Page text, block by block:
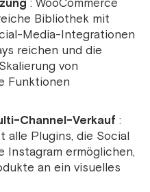
: WooCommerce
Bibliothek mit
Media-Integrationen
reichen und die
von
Funktionen
Channel-Verkauf :
alle Plugins, die Social
Instagram ermöglichen,
an ein visuelles